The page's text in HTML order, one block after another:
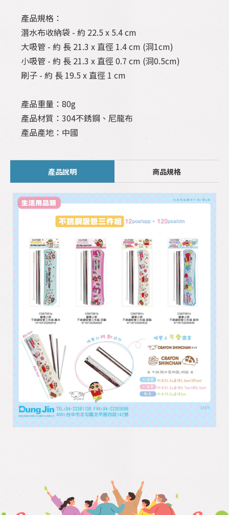
產品規格：
潛水布收納袋 - 約 22.5 x 5.4 cm
大吸管 - 約 長 21.3 x 直徑 1.4 cm (洞1cm)
小吸管 - 約 長 21.3 x 直徑 0.7 cm (洞0.5cm)
刷子 - 約 長 19.5 x 直徑 1 cm
產品重量：80g
產品材質：304不銹鋼、尼龍布
產品產地：中國
產品說明 商品規格